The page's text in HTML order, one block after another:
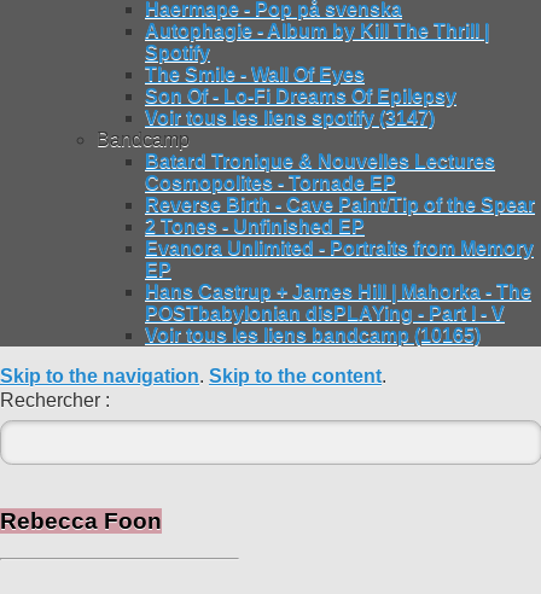
Haermape - Pop på svenska
Autophagie - Album by Kill The Thrill |
Spotify
The Smile - Wall Of Eyes
Son Of - Lo-Fi Dreams Of Epilepsy
Voir tous les liens spotify (3147)
Bandcamp
Batard Tronique & Nouvelles Lectures
Cosmopolites - Tornade EP
Reverse Birth - Cave Paint/Tip of the Spear
2 Tones - Unfinished EP
Evanora Unlimited - Portraits from Memory
EP
Hans Castrup + James Hill | Mahorka - The
POSTbabylonian disPLAYing - Part I - V
Voir tous les liens bandcamp (10165)
Skip to the navigation. Skip to the content.
Rechercher :
Rebecca Foon